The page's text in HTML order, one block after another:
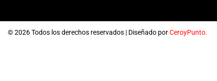
© 2026 Todos los derechos reservados | Diseñado porCeroyPunto.